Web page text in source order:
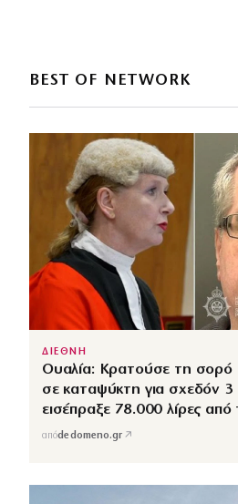
BEST OF NETWORK
ΔΙΕΘΝΗ
Ουαλία: Κρατούσε τη σορό
σε καταψύκτη για σχεδόν 3
εισέπραξε 78.000 λίρες
απόdedomeno.gr ↗